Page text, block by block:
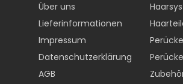
Über uns
Lieferinformationen
Impressum
Datenschutzerklärung
AGB